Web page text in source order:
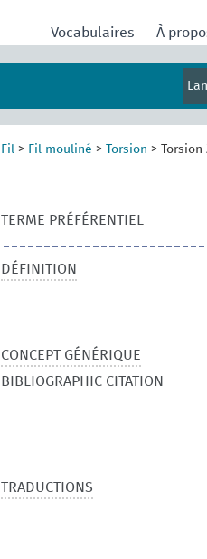
Vocabulaires À
Fil > Fil mouliné > Torsion > Torsion
TERME PRÉFÉRENTIEL
DÉFINITION
CONCEPT GÉNÉRIQUE
BIBLIOGRAPHIC CITATION
TRADUCTIONS